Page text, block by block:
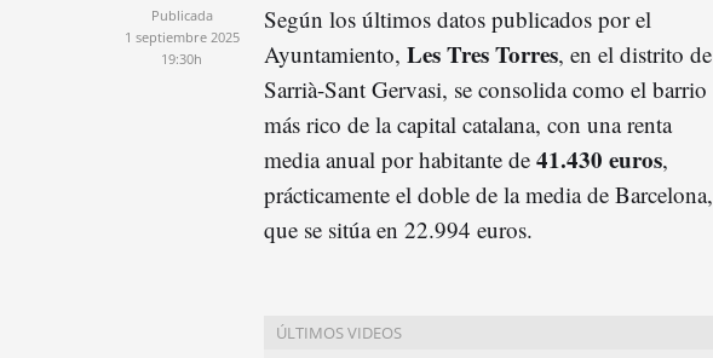
Publicada
1 septiembre 2025
19:30h
Según los últimos datos publicados por el
Ayuntamiento, Les Tres Torres, en el distrito de
Sarrià-Sant Gervasi, se consolida como el barrio
más rico de la capital catalana, con una renta
media anual por habitante de 41.430 euros,
prácticamente el doble de la media de Barcelona,
que se sitúa en 22.994 euros.